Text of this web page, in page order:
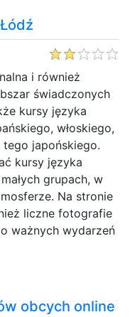
i również
świadczonych
kursy języka
włoskiego,
japońskiego.
kursy języka
grupach, w
Na stronie
liczne fotografie
ważnych wydarzeń
obcych online